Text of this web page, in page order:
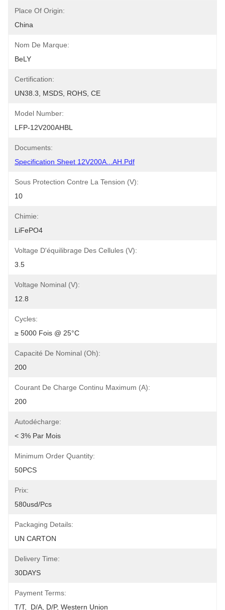
Place Of Origin:
China
Nom De Marque:
BeLY
Certification:
UN38.3, MSDS, ROHS, CE
Model Number:
LFP-12V200AHBL
Documents:
Specification Sheet 12V200A...AH.pdf
Sous Protection Contre La Tension (V):
10
Chimie:
LiFePO4
Voltage D'équilibrage Des Cellules (V):
3.5
Voltage Nominal (V):
12.8
Cycles:
≥ 5000 Fois @ 25°C
Capacité De Nominal (oh):
200
Courant De Charge Continu Maximum (A):
200
Autodécharge:
< 3% Par Mois
Minimum Order Quantity:
50PCS
Prix:
580usd/pcs
Packaging Details:
UN CARTON
Delivery Time:
30DAYS
Payment Terms:
T/T,  D/A, D/P, Western Union